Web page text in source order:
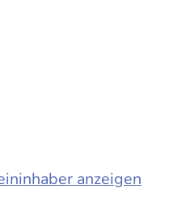
anzeigen